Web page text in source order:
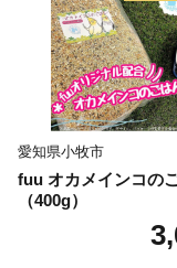
愛知県小牧市
fuu オカメインコの
（400g）